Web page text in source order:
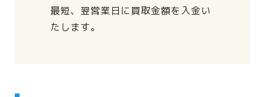
最短、翌営業日に買取金額を入金い
たします。